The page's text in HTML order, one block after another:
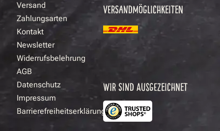
Versand
Zahlungsarten
Kontakt
Newsletter
Widerrufsbelehrung
AGB
Datenschutz
Impressum
Barrierefreiheitserklärung
VERSANDMÖGLICHKEITEN
WIR SIND AUSGEZEICHNET